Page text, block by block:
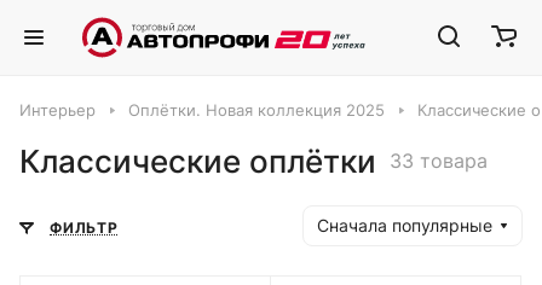
Интерьер Оплётки. Новая коллекция 2025 Классические
Классические оплётки 33 товара
ФИЛЬТР Сначала популярные